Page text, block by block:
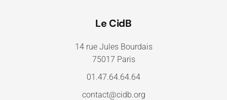
Le CidB
14 rue Jules Bourdais
75017 Paris
01.47.64.64.64
contact@cidb.org